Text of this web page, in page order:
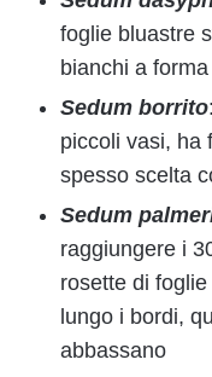
foglie bluastre
bianchi a
Sedum borrito
piccoli vasi, ha
spesso scelta
Sedum
raggiungere i
rosette di
lungo i bordi,
abbassano